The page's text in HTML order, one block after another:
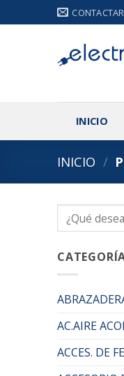
al
CONTACTAR
INICIO
INICIO /
Buscar
por:
AC.AIRE
ACCES. DE